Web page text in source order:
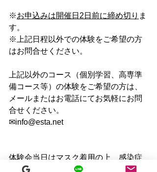
※お申込みは開催日2日前に締め切り ま
す。
※上記日程以外での体験をご希望の方
はお問合せください。
上記以外のコース（個別学習、高専準
備コース等）の体験をご希望の方は、
メールまたはお電話にてお気軽にお問
合せください。
✉info@esta.net
体験会当日はマスク着用の上、感染症
対策にご協力をお願いいたします。